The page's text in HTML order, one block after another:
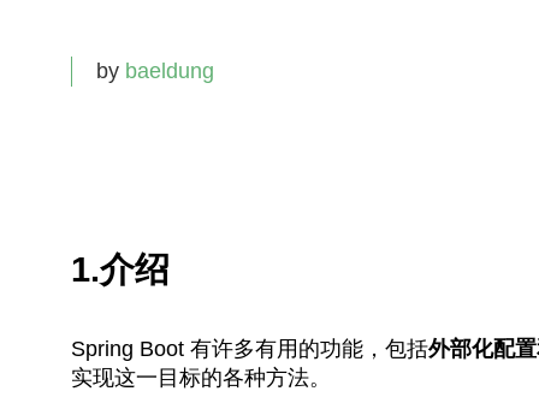
by baeldung
1.介绍
Spring Boot 有许多有用的功能，包括外部化配
实现这一目标的各种方法。